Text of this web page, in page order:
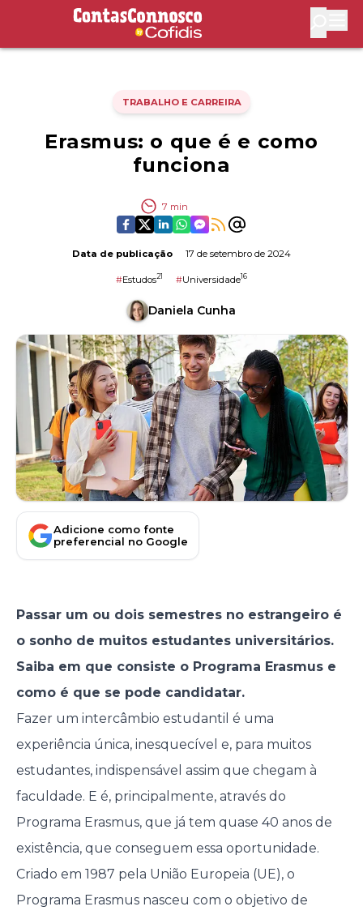
Contas Connosco by Cofidis
TRABALHO E CARREIRA
Erasmus: o que é e como
funciona
7 min
Data de publicação 17 de setembro de 2024
#Estudos21 #Universidade16
Daniela Cunha
Adicione como fonte
preferencial no Google
Passar um ou dois semestres no estrangeiro é
o sonho de muitos estudantes universitários.
Saiba em que consiste o Programa Erasmus e
como é que se pode candidatar.
Fazer um intercâmbio estudantil é uma
experiência única, inesquecível e, para muitos
estudantes, indispensável assim que chegam à
faculdade. E é, principalmente, através do
Programa Erasmus, que já tem quase 40 anos de
existência, que conseguem essa oportunidade.
Criado em 1987 pela União Europeia (UE), o
Programa Erasmus nasceu com o objetivo de